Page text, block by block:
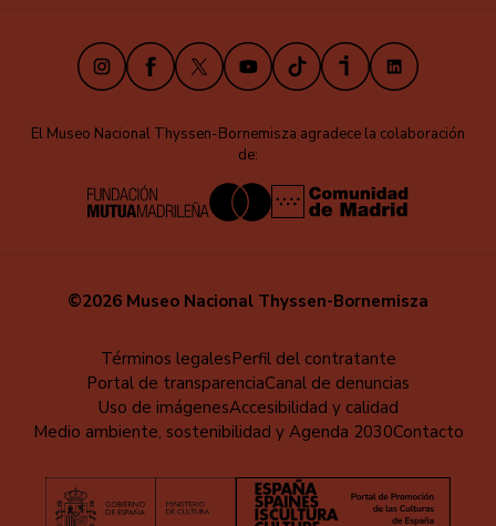
InstagramFacebook
X YoutubeTikTokiVooxLinkedIn
El Museo Nacional Thyssen-Bornemisza agradece la colaboración
de:
©2026 Museo Nacional Thyssen-Bornemisza
pie
Términos legalesPerfil del contratante
Portal de transparenciaCanal de denuncias
Uso de imágenesAccesibilidad y calidad
Medio ambiente, sostenibilidad y Agenda 2030Contacto